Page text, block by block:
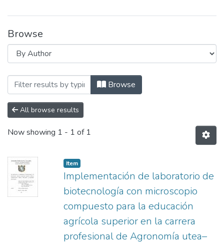
Browse
Browsing Licenciatura - Título
Browse
All browse results
Now showing 1 - 1 of 1
Item
Implementación de laboratorio de
biotecnología con microscopio
compuesto para la educación
agrícola superior en la carrera
profesional de Agronomía utea–